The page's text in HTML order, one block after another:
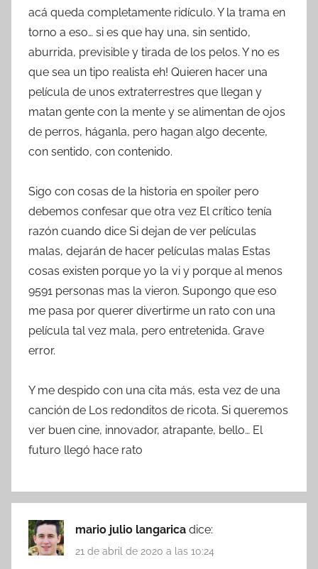
acá queda completamente ridículo. Y la trama en
torno a eso… si es que hay una, sin sentido,
aburrida, previsible y tirada de los pelos. Y no es
que sea un tipo realista eh! Quieren hacer una
película de unos extraterrestres que llegan y
matan gente con la mente y se alimentan de ojos
de perros, háganla, pero hagan algo decente,
con sentido, con contenido.
Sigo con cosas de la historia en spoiler pero
debemos confesar que otra vez El crítico tenía
razón cuando dice Si dejan de ver películas
malas, dejarán de hacer películas malas Estas
cosas existen porque yo la vi y porque al menos
9591 personas mas la vieron. Supongo que eso
me pasa por querer divertirme un rato con una
película tal vez mala, pero entretenida. Grave
error.
Y me despido con una cita más, esta vez de una
canción de Los redonditos de ricota. Si queremos
ver buen cine, innovador, atrapante, bello… El
futuro llegó hace rato
mario julio langarica dice:
21 de abril de 2020 a las 10:24